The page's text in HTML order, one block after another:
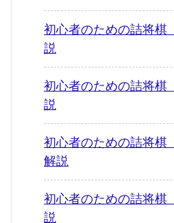
初心者のための詰将
説
初心者のための詰将
説
初心者のための詰将
解説
初心者のための詰将
説